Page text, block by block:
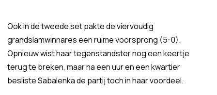
Ook in de tweede set pakte de viervoudig
grandslamwinnares een ruime voorsprong (5-0).
Opnieuw wist haar tegenstandster nog een keertje
terug te breken, maar na een uur en een kwartier
besliste Sabalenka de partij toch in haar voordeel.